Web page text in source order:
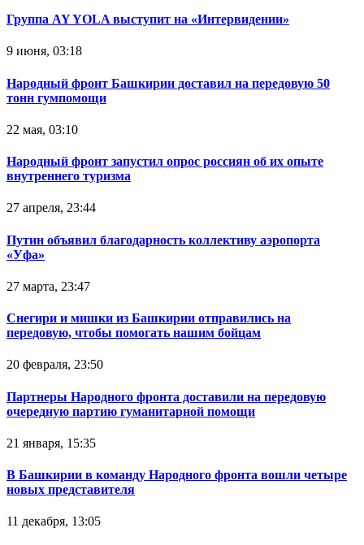
Группа AY YOLA выступит на «Интервидении»
9 июня, 03:18
Народный фронт Башкирии доставил на передовую 50
тонн гумпомощи
22 мая, 03:10
Народный фронт запустил опрос россиян об их опыте
внутреннего туризма
27 апреля, 23:44
Путин объявил благодарность коллективу аэропорта
«Уфа»
27 марта, 23:47
Снегири и мишки из Башкирии отправились на
передовую, чтобы помогать нашим бойцам
20 февраля, 23:50
Партнеры Народного фронта доставили на передовую
очередную партию гуманитарной помощи
21 января, 15:35
В Башкирии в команду Народного фронта вошли четыре
новых представителя
11 декабря, 13:05